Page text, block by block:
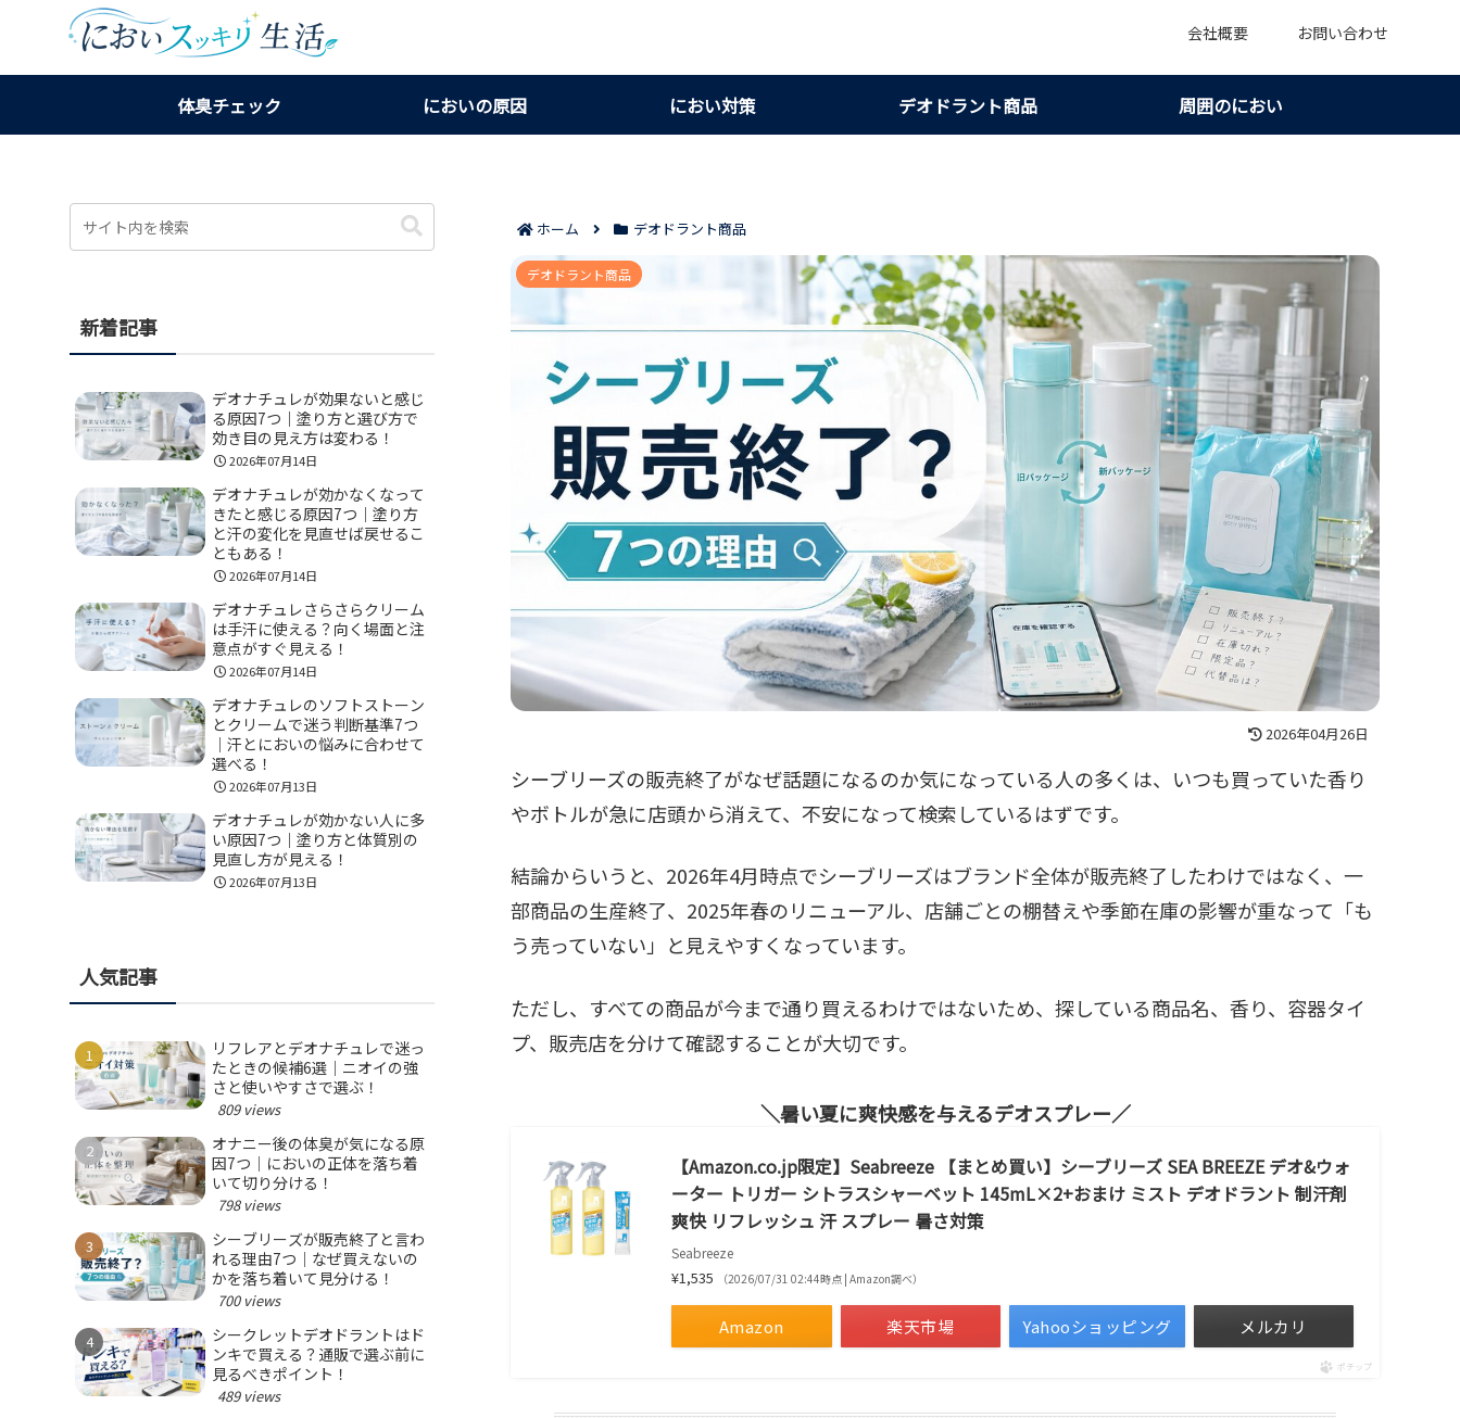
会社概要 お問い合わせ
体臭チェック においの原因 におい対策 デオドラント商品 周囲のにおい
ホーム デオドラント商品
シーブリーズが販売終了と言われる理由7つ｜なぜ買えないのかを落ち着いて見分ける！
デオドラント商品
2026年04月26日
シーブリーズの販売終了がなぜ話題になるのか気になっている人の多くは、いつも買っていた香り
やボトルが急に店頭から消えて、不安になって検索しているはずです。
結論からいうと、2026年4月時点でシーブリーズはブランド全体が販売終了したわけではなく、一
部商品の生産終了、2025年春のリニューアル、店舗ごとの棚替えや季節在庫の影響が重なって「も
う売っていない」と見えやすくなっています。
ただし、すべての商品が今まで通り買えるわけではないため、探している商品名、香り、容器タイ
プ、販売店を分けて確認することが大切です。
暑い夏に爽快感を与えるデオスプレー
【Amazon.co.jp限定】Seabreeze 【まとめ買い】シーブリーズ SEA BREEZE デオ&ウォ
ーター トリガー シトラスシャーベット 145mL×2+おまけ ミスト デオドラント 制汗剤
爽快 リフレッシュ 汗 スプレー 暑さ対策
Seabreeze
¥1,535 （2026/07/31 02:44時点 | Amazon調べ）
Amazon 楽天市場 Yahooショッピング メルカリ
ポチップ
新着記事
デオナチュレが効果ないと感じ
る原因7つ｜塗り方と選び方で
効き目の見え方は変わる！
2026年07月14日
デオナチュレが効かなくなって
きたと感じる原因7つ｜塗り方
と汗の変化を見直せば戻せるこ
ともある！
2026年07月14日
デオナチュレさらさらクリーム
は手汗に使える？向く場面と注
意点がすぐ見える！
2026年07月14日
デオナチュレのソフトストーン
とクリームで迷う判断基準7つ
｜汗とにおいの悩みに合わせて
選べる！
2026年07月13日
デオナチュレが効かない人に多
い原因7つ｜塗り方と体質別の
見直し方が見える！
2026年07月13日
人気記事
リフレアとデオナチュレで迷っ
たときの候補6選｜ニオイの強
さと使いやすさで選ぶ！
809 views
オナニー後の体臭が気になる原
因7つ｜においの正体を落ち着
いて切り分ける！
798 views
シーブリーズが販売終了と言わ
れる理由7つ｜なぜ買えないの
かを落ち着いて見分ける！
700 views
シークレットデオドラントはド
ンキで買える？通販で選ぶ前に
見るべきポイント！
489 views